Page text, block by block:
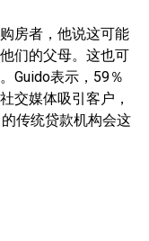
房者，他说这可能
们的父母。这也可
Guido表示，59％
交媒体吸引客户，
传统贷款机构会这